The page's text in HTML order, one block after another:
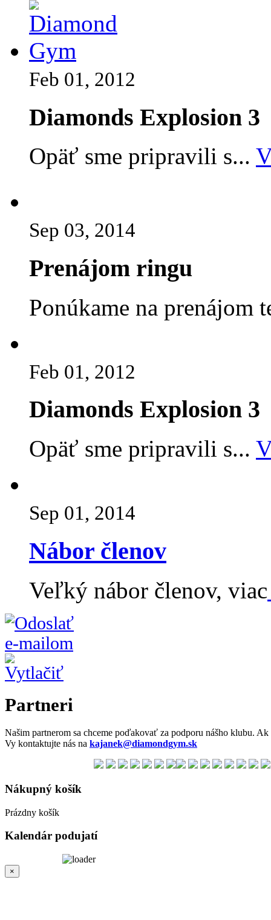
Feb 01, 2012
Diamonds Explosion 3
Opäť sme pripravili s...
Sep 03, 2014
Prenájom ringu
Ponúkame na prenájom
Feb 01, 2012
Diamonds Explosion 3
Opäť sme pripravili s...
Sep 01, 2014
Nábor členov
Veľký nábor členov, viac
Partneri
Našim partnerom sa chceme poďakovať za podporu nášho klubu.
Vy kontaktujte nás na kajanek@diamondgym.sk
Nákupný košík
Prázdny košík
Kalendár podujatí
×